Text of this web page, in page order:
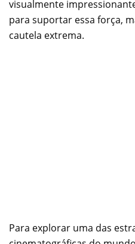
visualmente
para suportar essa força,
cautela extrema.
Para explorar uma das